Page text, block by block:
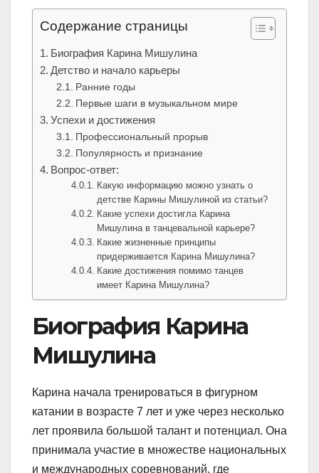
Содержание страницы
Биография Карина Мишулина
Детство и начало карьеры
Ранние годы
Первые шаги в музыкальном мире
Успехи и достижения
Профессиональный прорыв
Популярность и признание
Вопрос-ответ:
Какую информацию можно узнать о
детстве Карины Мишулиной из статьи?
Какие успехи достигла Карина
Мишулина в танцевальной карьере?
Какие жизненные принципы
придерживается Карина Мишулина?
Какие достижения помимо танцев
имеет Карина Мишулина?
Биография Карина
Мишулина
Карина начала тренироваться в фигурном
катании в возрасте 7 лет и уже через несколько
лет проявила большой талант и потенциал. Она
принимала участие в множестве национальных
и международных соревнований, где